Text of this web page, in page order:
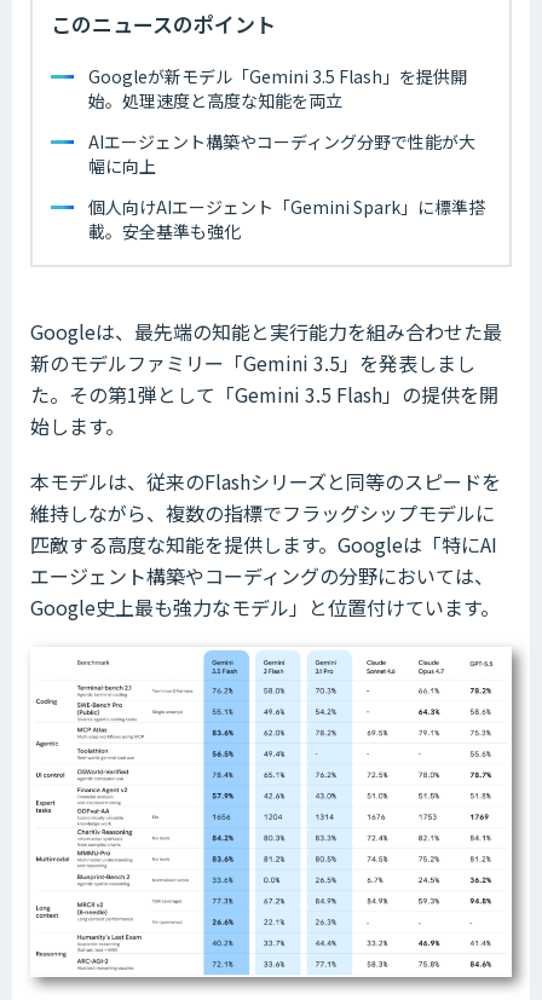
このニュースのポイント
Googleが新モデル「Gemini 3.5 Flash」を提供開
始。処理速度と高度な知能を両立
AIエージェント構築やコーディング分野で性能が大
幅に向上
個人向けAIエージェント「Gemini Spark」に標準搭
載。安全基準も強化
Googleは、最先端の知能と実行能力を組み合わせた最
新のモデルファミリー「Gemini 3.5」を発表しまし
た。その第1弾として「Gemini 3.5 Flash」の提供を開
始します。
本モデルは、従来のFlashシリーズと同等のスピードを
維持しながら、複数の指標でフラッグシップモデルに
匹敵する高度な知能を提供します。Googleは「特にAI
エージェント構築やコーディングの分野においては、
Google史上最も強力なモデル」と位置付けています。